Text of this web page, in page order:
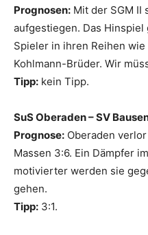
Prognosen: Mit der SGM II
aufgestiegen. Das Hinspiel
Spieler in ihren Reihen
Kohlmann-Brüder. Wir
Tipp: kein Tipp.
SuS Oberaden – SV
Prognose: Oberaden
Massen 3:6. Ein Dämpfer
motivierter werden sie
gehen.
Tipp: 3:1.